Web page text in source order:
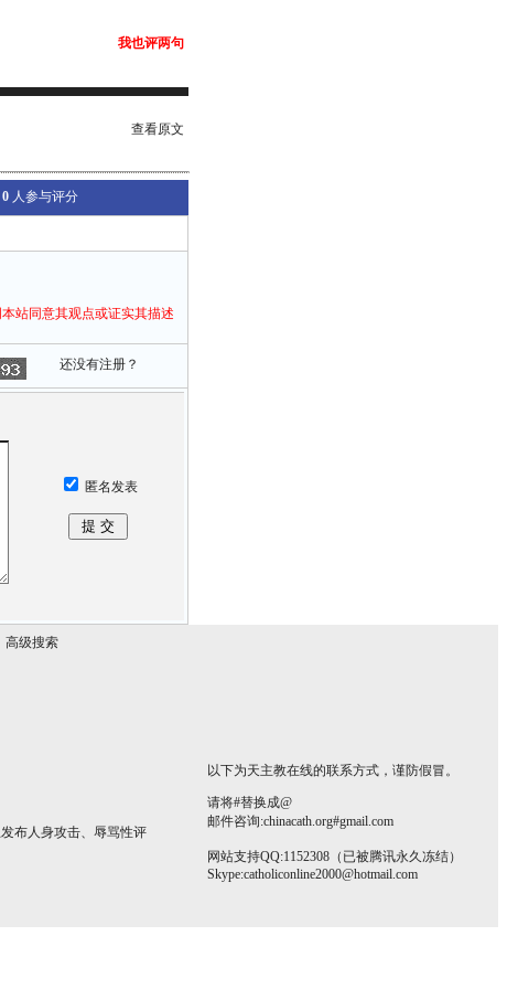
我也评两句
查看原文
0 人参与评分
站同意其观点或证实其描述
还没有注册？
匿名发表
高级搜索
布人身攻击、辱骂性评
以下为天主教在线的联系方式，谨防假冒。
请将#替换成@
邮件咨询:chinacath.org#gmail.com
网站支持QQ:1152308（已被腾讯永久冻结）
Skype:catholiconline2000@hotmail.com